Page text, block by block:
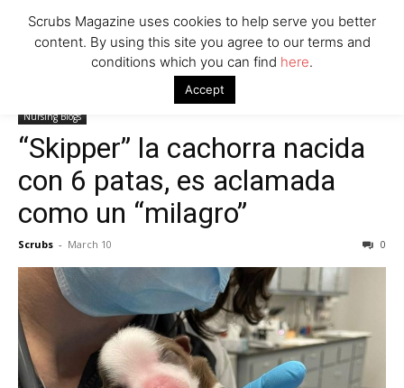
“Skipper” la cachorra nacida con 6 patas, es
Nursing Blogs
“Skipper” la cachorra nacida
con 6 patas, es aclamada
como un “milagro”
Scrubs - March 10 0
Scrubs Magazine uses cookies to help serve you better
content. By using this site you agree to our terms and
conditions which you can find here.
Accept